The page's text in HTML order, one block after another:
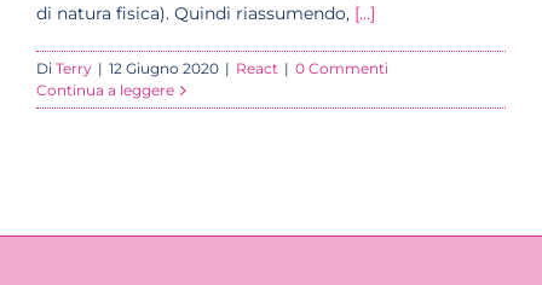
di natura fisica). Quindi riassumendo, [...]
Di Terry | 12 Giugno 2020 | React | 0 Commenti
Continua a leggere